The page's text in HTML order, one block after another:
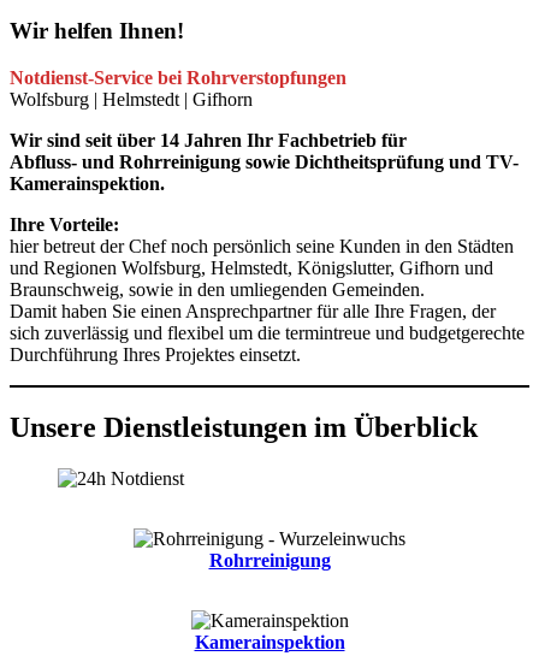
Wir helfen Ihnen!
Notdienst-Service bei Rohrverstopfungen
Wolfsburg | Helmstedt | Gifhorn
Wir sind seit über 14 Jahren Ihr Fachbetrieb für
Abfluss- und Rohrreinigung sowie Dichtheitsprüfung und TV-
Kamerainspektion.
Ihre Vorteile:
hier betreut der Chef noch persönlich seine Kunden in den Städten
und Regionen Wolfsburg, Helmstedt, Königslutter, Gifhorn und
Braunschweig, sowie in den umliegenden Gemeinden.
Damit haben Sie einen Ansprechpartner für alle Ihre Fragen, der
sich zuverlässig und flexibel um die termintreue und budgetgerechte
Durchführung Ihres Projektes einsetzt.
Unsere Dienstleistungen im Überblick
Rohrreinigung
Kamerainspektion